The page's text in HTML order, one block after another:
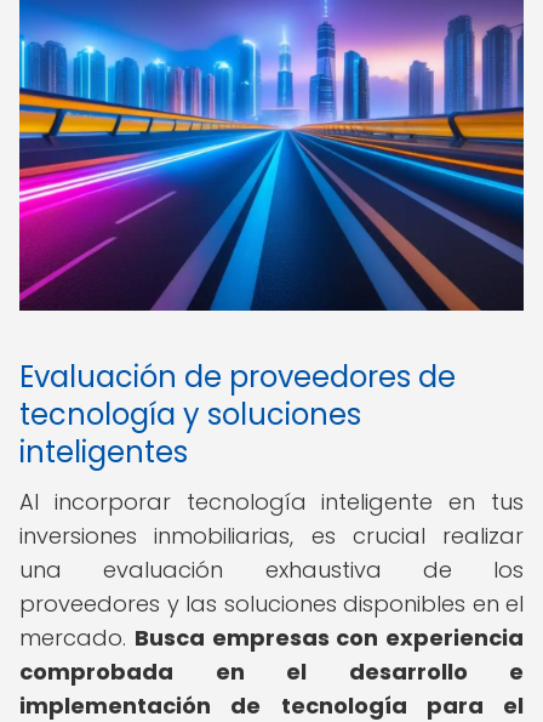
Evaluación de proveedores de
tecnología y soluciones
inteligentes
Al incorporar tecnología inteligente en tus
inversiones inmobiliarias, es crucial realizar
una evaluación exhaustiva de los
proveedores y las soluciones disponibles en el
mercado. Busca empresas con experiencia
comprobada en el desarrollo e
implementación de tecnología para el